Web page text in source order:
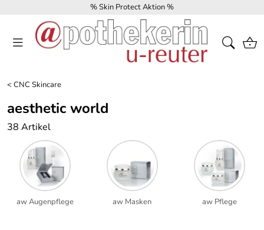
% Skin Protect Aktion %
<CNC Skincare
aesthetic world
38 Artikel
aw Augenpflege aw Masken aw Pflege